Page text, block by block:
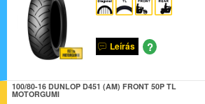
Leírás ?
100/80-16 DUNLOP D451 (AM) FRONT 50P TL
MOTORGUMI